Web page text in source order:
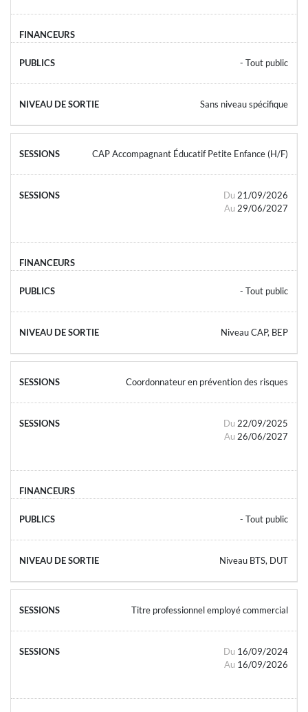
- Tout public
Sans niveau spécifique
CAP Accompagnant Éducatif Petite Enfance (H/F)
Du 21/09/2026
Au 29/06/2027
- Tout public
Niveau CAP, BEP
Coordonnateur en prévention des risques
Du 22/09/2025
Au 26/06/2027
- Tout public
Niveau BTS, DUT
Titre professionnel employé commercial
Du 16/09/2024
Au 16/09/2026